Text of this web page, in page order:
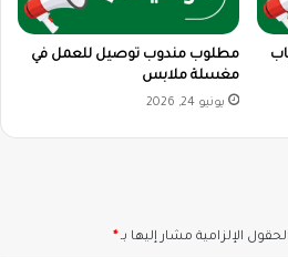
مطلوب مندوب توصيل للعمل في
مغسلة ملابس
يونيو 24, 2026
الحقول الإلزامية مشار إليها بـ*